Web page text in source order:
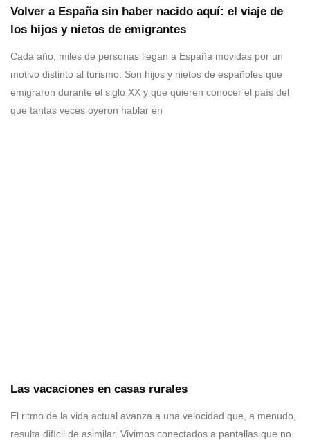
Volver a España sin haber nacido aquí: el viaje de
los hijos y nietos de emigrantes
Cada año, miles de personas llegan a España movidas por un
motivo distinto al turismo. Son hijos y nietos de españoles que
emigraron durante el siglo XX y que quieren conocer el país del
que tantas veces oyeron hablar en
Las vacaciones en casas rurales
El ritmo de la vida actual avanza a una velocidad que, a menudo,
resulta difícil de asimilar. Vivimos conectados a pantallas que no